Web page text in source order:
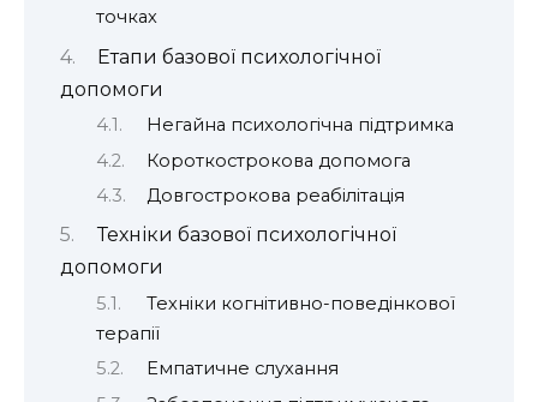
точках
Етапи базової психологічної
допомоги
Негайна психологічна підтримка
Короткострокова допомога
Довгострокова реабілітація
Техніки базової психологічної
допомоги
Техніки когнітивно-поведінкової
терапії
Емпатичне слухання